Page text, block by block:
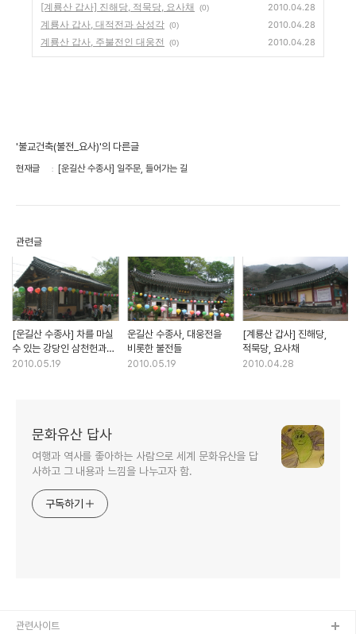
[계룡산 갑사] 진해당, 적묵당, 요사채 (0) 2010.04.28
계룡사 갑사, 대적전과 삼성각 (0) 2010.04.28
계룡산 갑사, 주불전인 대웅전 (0) 2010.04.28
'불교건축(불전_요사)'의 다른글
현재글 [운길산 수종사] 일주문, 들어가는 길
관련글
[운길산 수종사] 차를 마실
수 있는 강당인 삼천헌과
요사채들
2010.05.19
운길산 수종사, 대웅전을
비롯한 불전들
2010.05.19
[계룡산 갑사] 진해당,
적묵당, 요사채
2010.04.28
문화유산 답사
여행과 역사를 좋아하는 사람으로 세계 문화유산을 답
사하고 그 내용과 느낌을 나누고자 함.
구독하기
관련사이트